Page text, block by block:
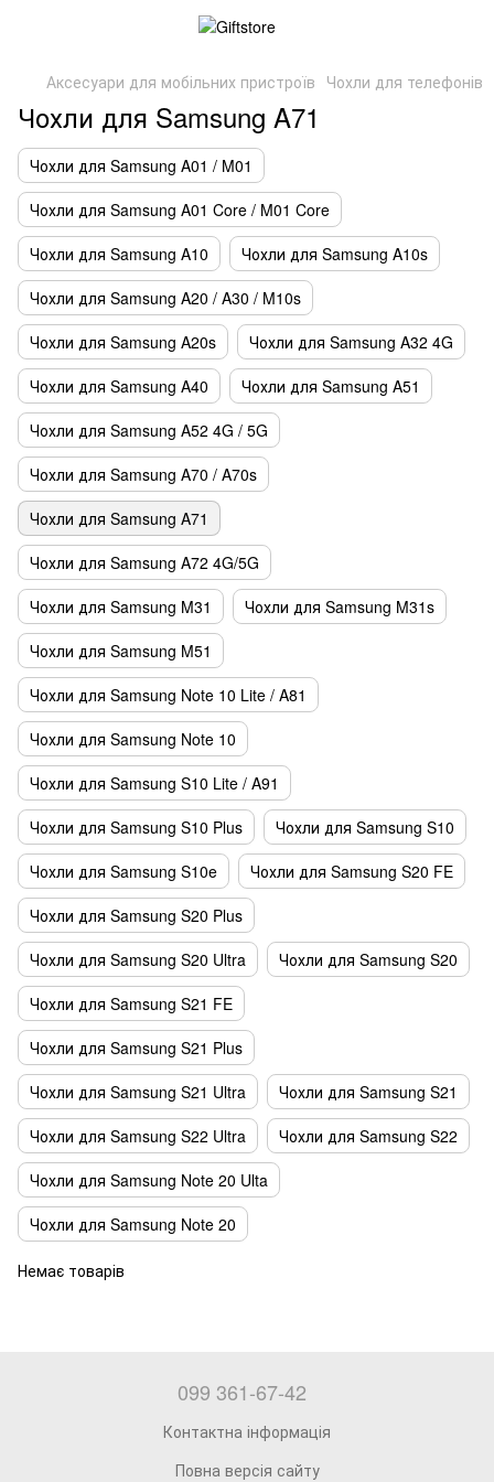
Аксесуари для мобільних пристроїв Чохли для телефонів
Чохли для Samsung A71
Чохли для Samsung A01 / M01
Чохли для Samsung A01 Core / M01 Core
Чохли для Samsung A10
Чохли для Samsung A10s
Чохли для Samsung A20 / A30 / M10s
Чохли для Samsung A20s
Чохли для Samsung A32 4G
Чохли для Samsung A40
Чохли для Samsung A51
Чохли для Samsung A52 4G / 5G
Чохли для Samsung A70 / A70s
Чохли для Samsung A71
Чохли для Samsung A72 4G/5G
Чохли для Samsung M31
Чохли для Samsung M31s
Чохли для Samsung M51
Чохли для Samsung Note 10 Lite / A81
Чохли для Samsung Note 10
Чохли для Samsung S10 Lite / A91
Чохли для Samsung S10 Plus
Чохли для Samsung S10
Чохли для Samsung S10e
Чохли для Samsung S20 FE
Чохли для Samsung S20 Plus
Чохли для Samsung S20 Ultra
Чохли для Samsung S20
Чохли для Samsung S21 FE
Чохли для Samsung S21 Plus
Чохли для Samsung S21 Ultra
Чохли для Samsung S21
Чохли для Samsung S22 Ultra
Чохли для Samsung S22
Чохли для Samsung Note 20 Ulta
Чохли для Samsung Note 20
Немає товарів
099 361-67-42
Контактна інформація
Повна версія сайту